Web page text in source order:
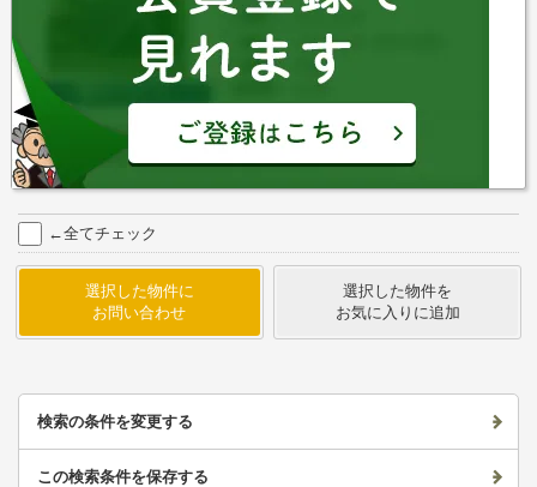
←全てチェック
選択した物件に
お問い合わせ
選択した物件を
お気に入りに追加
検索の条件を変更する
この検索条件を保存する